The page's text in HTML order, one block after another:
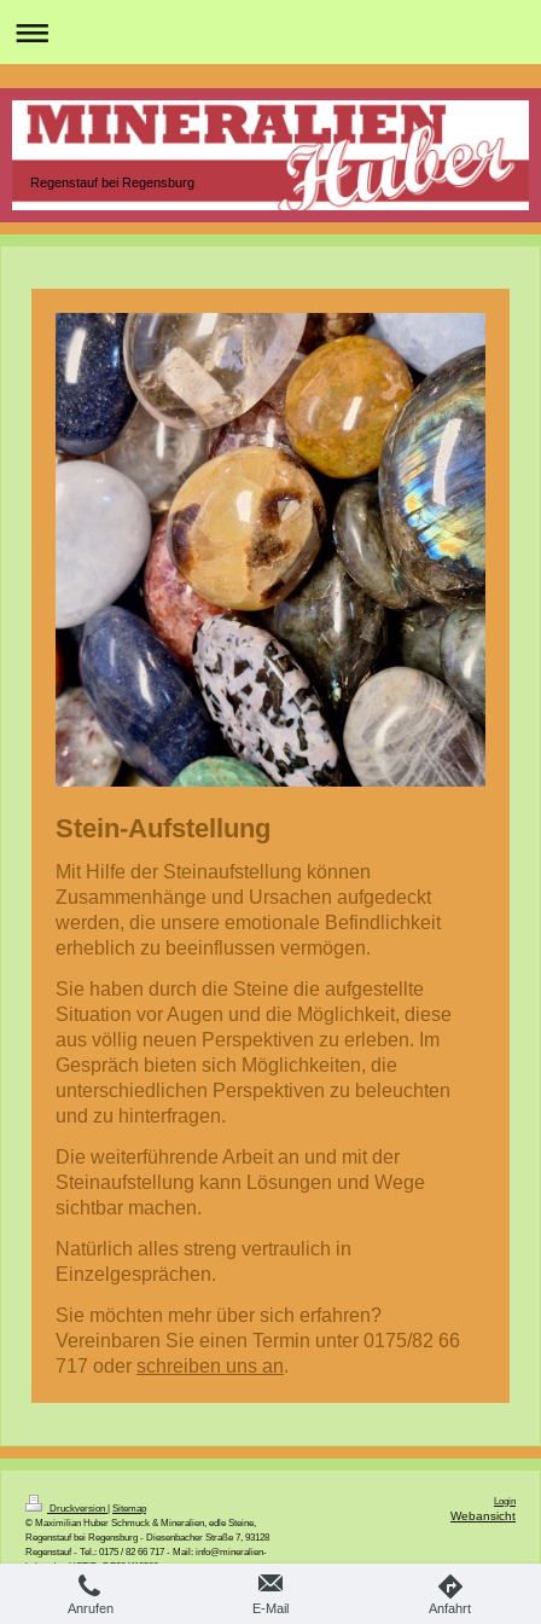
Regenstauf bei Regensburg
Stein-Aufstellung
Mit Hilfe der Steinaufstellung können
Zusammenhänge und Ursachen aufgedeckt
werden, die unsere emotionale Befindlichkeit
erheblich zu beeinflussen vermögen.
Sie haben durch die Steine die aufgestellte
Situation vor Augen und die Möglichkeit, diese
aus völlig neuen Perspektiven zu erleben. Im
Gespräch bieten sich Möglichkeiten, die
unterschiedlichen Perspektiven zu beleuchten
und zu hinterfragen.
Die weiterführende Arbeit an und mit der
Steinaufstellung kann Lösungen und Wege
sichtbar machen.
Natürlich alles streng vertraulich in
Einzelgesprächen.
Sie möchten mehr über sich erfahren?
Vereinbaren Sie einen Termin unter 0175/82 66
717 oder schreiben uns an.
Druckversion
Sitemap
© Maximilian Huber Schmuck & Mineralien, edle Steine,
Regenstauf bei Regensburg - Diesenbacher Straße 7, 93128
Regenstauf - Tel.: 0175 / 82 66 717 - Mail: info@mineralien-
huber.de - USTID: DE294113508
Login
Webansicht
Anrufen E-Mail Anfahrt